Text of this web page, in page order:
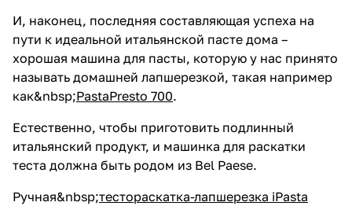
И, наконец, последняя составляющая успеха на
пути к идеальной итальянской пасте дома –
хорошая машина для пасты, которую у нас принято
называть домашней лапшерезкой, такая например
как&nbsp;PastaPresto 700.
Естественно, чтобы приготовить подлинный
итальянский продукт, и машинка для раскатки
теста должна быть родом из Bel Paese.
Ручная&nbsp;тестораскатка-лапшерезка iPasta